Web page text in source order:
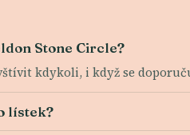
Stone Circle?
kdykoli, i když se
lístek?